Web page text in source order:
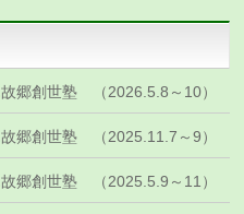
故郷創世塾 （2026.5.8～10）
故郷創世塾 （2025.11.7～9）
故郷創世塾 （2025.5.9～11）